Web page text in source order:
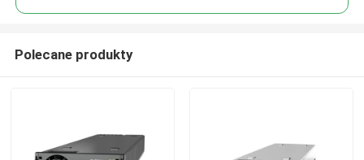
Polecane produkty